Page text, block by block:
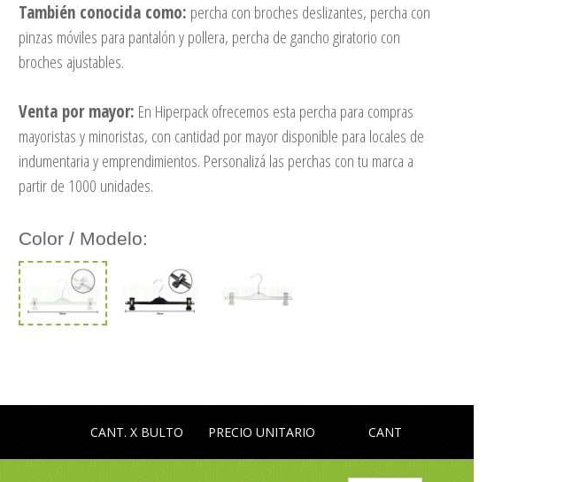
También conocida como: percha con broches deslizantes, percha con
pinzas móviles para pantalón y pollera, percha de gancho giratorio con
broches ajustables.
Venta por mayor: En Hiperpack ofrecemos esta percha para compras
mayoristas y minoristas, con cantidad por mayor disponible para locales de
indumentaria y emprendimientos. Personalizá las perchas con tu marca a
partir de 1000 unidades.
Color / Modelo:
CANT. X BULTO PRECIO UNITARIO CANT